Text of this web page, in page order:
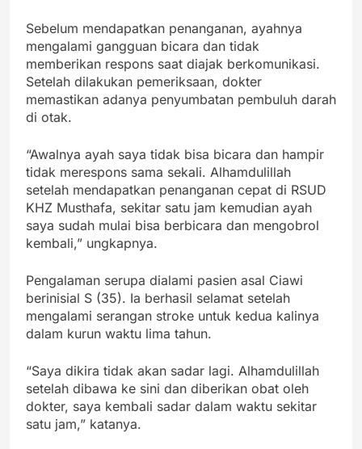
Sebelum mendapatkan penanganan, ayahnya
mengalami gangguan bicara dan tidak
memberikan respons saat diajak berkomunikasi.
Setelah dilakukan pemeriksaan, dokter
memastikan adanya penyumbatan pembuluh darah
di otak.
“Awalnya ayah saya tidak bisa bicara dan hampir
tidak merespons sama sekali. Alhamdulillah
setelah mendapatkan penanganan cepat di RSUD
KHZ Musthafa, sekitar satu jam kemudian ayah
saya sudah mulai bisa berbicara dan mengobrol
kembali,” ungkapnya.
Pengalaman serupa dialami pasien asal Ciawi
berinisial S (35). Ia berhasil selamat setelah
mengalami serangan stroke untuk kedua kalinya
dalam kurun waktu lima tahun.
“Saya dikira tidak akan sadar lagi. Alhamdulillah
setelah dibawa ke sini dan diberikan obat oleh
dokter, saya kembali sadar dalam waktu sekitar
satu jam,” katanya.